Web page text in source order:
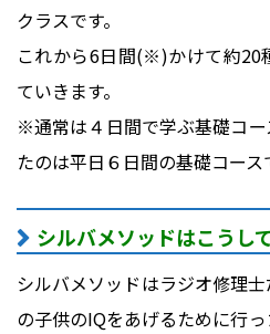
クラスです。
これから6日間(※)かけて約20
ていきます。
※通常は４日間で学ぶ基礎コ
たのは平日６日間の基礎コース
シルバメソッドはこうし
シルバメソッドはラジオ修理
の子供のIQをあげるために行